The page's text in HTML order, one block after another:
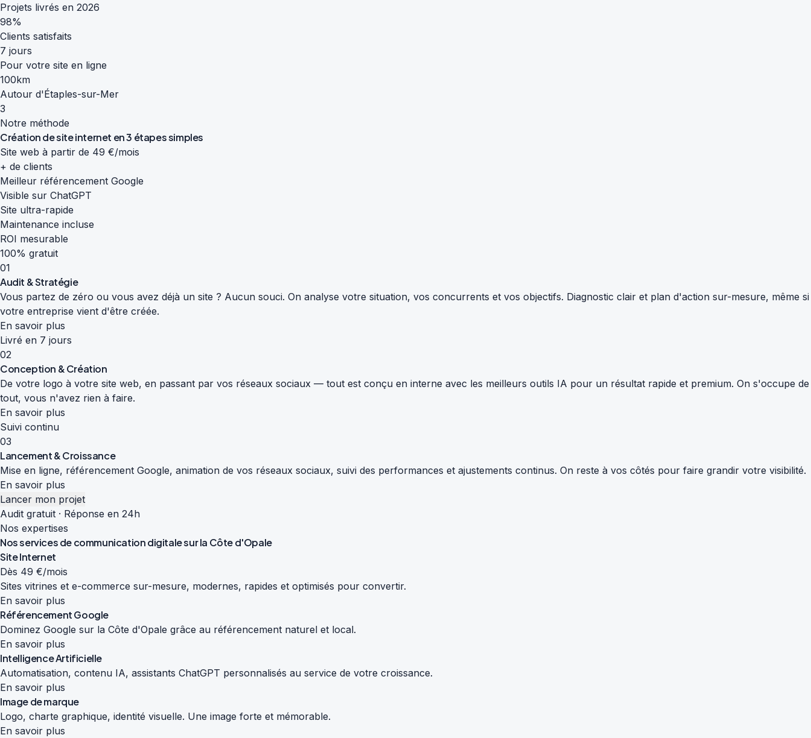
Projets livrés en 2026
98%
Clients satisfaits
7 jours
Pour votre site en ligne
100km
Autour d'Étaples-sur-Mer
3
Notre méthode
Création de site internet en3 étapes simples
Site web à partir de 49 €/mois
+ de clients
Meilleur référencement Google
Visible sur ChatGPT
Site ultra-rapide
Maintenance incluse
ROI mesurable
100% gratuit
01
Audit & Stratégie
Vous partez de zéro ou vous avez déjà un site ? Aucun souci. On analyse votre situation, vos concurrents et vos objectifs. Diagnostic clair et plan d'action sur-mesure, même si
votre entreprise vient d'être créée.
En savoir plus
Livré en 7 jours
02
Conception & Création
De votre logo à votre site web, en passant par vos réseaux sociaux — tout est conçu en interne avec les meilleurs outils IA pour un résultat rapide et premium. On s'occupe de
tout, vous n'avez rien à faire.
En savoir plus
Suivi continu
03
Lancement & Croissance
Mise en ligne, référencement Google, animation de vos réseaux sociaux, suivi des performances et ajustements continus. On reste à vos côtés pour faire grandir votre visibilité.
En savoir plus
Lancer mon projet
Audit gratuit · Réponse en 24h
Nos expertises
Nos services decommunication digitalesur la Côte d'Opale
Site Internet
Dès 49 €/mois
Sites vitrines et e-commerce sur-mesure, modernes, rapides et optimisés pour convertir.
En savoir plus
Référencement Google
Dominez Google sur la Côte d'Opale grâce au référencement naturel et local.
En savoir plus
Intelligence Artificielle
Automatisation, contenu IA, assistants ChatGPT personnalisés au service de votre croissance.
En savoir plus
Image de marque
Logo, charte graphique, identité visuelle. Une image forte et mémorable.
En savoir plus